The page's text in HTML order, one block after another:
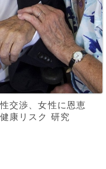
交渉、女性に恩恵
康リスク 研究